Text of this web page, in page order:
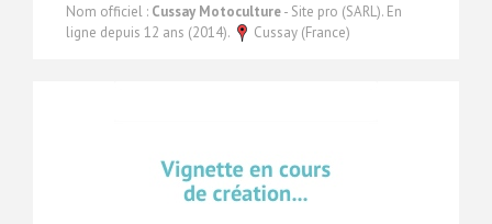
Nom officiel : Cussay Motoculture- Site pro (SARL). En
ligne depuis 12 ans (2014).
Cussay (France)